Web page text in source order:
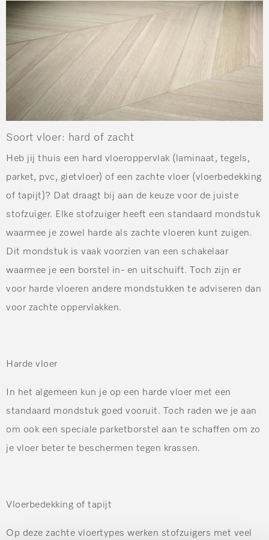
Soort vloer: hard of zacht
Heb jij thuis een hard vloeroppervlak (laminaat, tegels,
parket, pvc, gietvloer) of een zachte vloer (vloerbedekking
of tapijt)? Dat draagt bij aan de keuze voor de juiste
stofzuiger. Elke stofzuiger heeft een standaard mondstuk
waarmee je zowel harde als zachte vloeren kunt zuigen.
Dit mondstuk is vaak voorzien van een schakelaar
waarmee je een borstel in- en uitschuift. Toch zijn er
voor harde vloeren andere mondstukken te adviseren dan
voor zachte oppervlakken.
Harde vloer
In het algemeen kun je op een harde vloer met een
standaard mondstuk goed vooruit. Toch raden we je aan
om ook een speciale parketborstel aan te schaffen om zo
je vloer beter te beschermen tegen krassen.
Vloerbedekking of tapijt
Op deze zachte vloertypes werken stofzuigers met veel